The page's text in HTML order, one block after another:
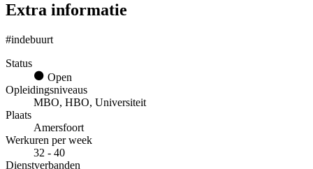
Extra informatie
#indebuurt
Status
Open
Opleidingsniveaus
MBO, HBO, Universiteit
Plaats
Amersfoort
Werkuren per week
32 - 40
Dienstverbanden